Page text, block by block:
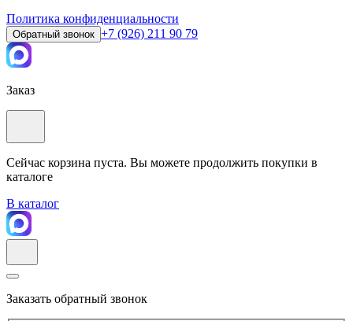
Политика конфиденциальности
Обратный звонок +7 (926) 211 90 79
Заказ
Сейчас корзина пуста. Вы можете продолжить покупки в
каталоге
В каталог
Заказать обратный звонок